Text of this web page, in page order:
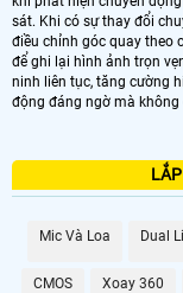
sát. Khi có sự thay đổi
điều chỉnh góc quay theo
để ghi lại hình ảnh trọn
ninh liên tục, tăng cường
động đáng ngờ mà
Mic Và Loa Dual
CMOS Xoay 360